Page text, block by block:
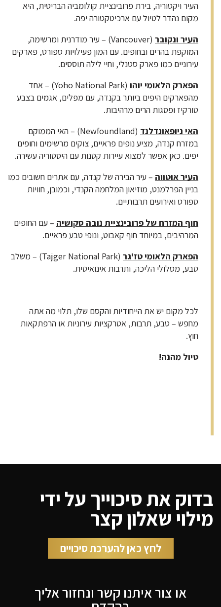
העיר ויקטוריה, בירת פרובינציית קולומביה הבריטית, היא
מקום נהדר לטיול עם ארכיטקטורה יפה.
העיר ונקובר
(Vancouver) – עיר מודרנית ומרשימה,
המוקפת בהרים ובחופים. עם המון פעילויות ספורט, פארקים
עירוניים כמו פארק סטנלי, וחיי לילה תוססים.
הפארק הלאומי יוהו
(Yoho National Park) – אחד
מהפארקים היפים ביותר בקנדה, עם מפלים, אגמים בצבע
טורקיז ופסגות הרים מרהיבות.
האי ניופאונדלנד
(Newfoundland) – האי הממוקם
במזרח קנדה, מציע נופים פראיים, צוקים מרשימים וחופים
יפים. כאן אפשר למצוא עיירות קטנות עם היסטוריה עשירה.
העיר אוטווה – עיר הבירה של קנדה, עם אתרים חשובים כמו
בניין הפרלמנט, מוזיאון המלחמה הקנדי, וכמובן, חוויות
ספורט ואירועים תרבותיים.
חוף המזרח של פרובינציית נובה סקושיה – עם החופים
המרהיבים, במיוחד חוף קאבוט, ונופי טבע פראיים.
הפארק הלאומי טז'גר
(Tajger National Park) – משלב
טבע, מסלולי הליכה, ותרבות אינואיטית.
לכל מקום יש את הייחודיות והקסם שלו, תלוי מה אתה
מחפש – טבע, תרבות, אטרקציות עירוניות או הרפתקאות
חוץ.
טיול מהנה!
בדוק את סיכוייך על ידי
מילוי שאלון קצר
לחץ כאן להערכת סיכויים
או צור איתנו קשר ונחזור אליך